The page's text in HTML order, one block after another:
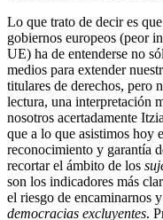
Lo que trato de decir es
gobiernos europeos (peor
UE) ha de entenderse no
medios para extender
titulares de derechos, pero
lectura, una interpretación
nosotros acertadamente
que a lo que asistimos hoy
reconocimiento y garantía
recortar el ámbito de los
son los indicadores más
el riesgo de encaminarnos
democracias excluyentes.